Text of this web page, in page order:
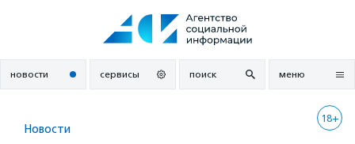
новости сервисы поиск меню
18+
Новости